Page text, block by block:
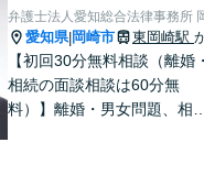
弁護士法人愛知総合法律事務所
愛知県|岡崎市 東岡崎駅
【初回30分無料相談（離婚・
相続の面談相談は60分無
料）】離婚・男女問題、相